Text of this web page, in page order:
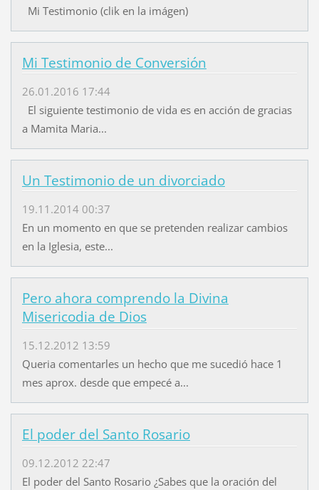
Mi Testimonio (clik en la imágen)
Mi Testimonio de Conversión
26.01.2016 17:44
El siguiente testimonio de vida es en acción de gracias
a Mamita Maria...
Un Testimonio de un divorciado
19.11.2014 00:37
En un momento en que se pretenden realizar cambios
en la Iglesia, este...
Pero ahora comprendo la Divina
Misericodia de Dios
15.12.2012 13:59
Queria comentarles un hecho que me sucedió hace 1
mes aprox. desde que empecé a...
El poder del Santo Rosario
09.12.2012 22:47
El poder del Santo Rosario ¿Sabes que la oración del